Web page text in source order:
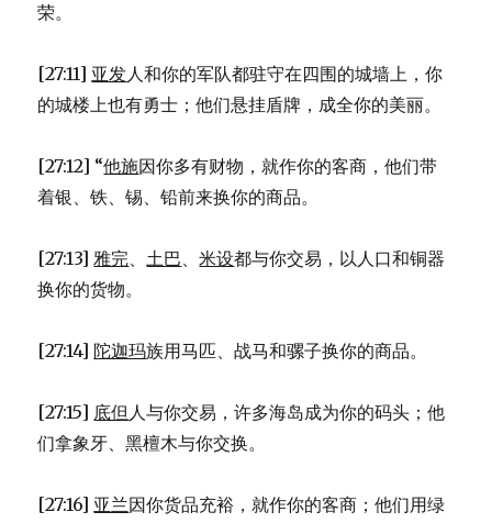
荣。
[27:11] 亚发人和你的军队都驻守在四围的城墙上，你
的城楼上也有勇士；他们悬挂盾牌，成全你的美丽。
[27:12] “他施因你多有财物，就作你的客商，他们带
着银、铁、锡、铅前来换你的商品。
[27:13]雅完、土巴、米设都与你交易，以人口和铜器
换你的货物。
[27:14] 陀迦玛族用马匹、战马和骡子换你的商品。
[27:15] 底但 人与你交易，许多海岛成为你的码头；他
们拿象牙、黑檀木与你交换。
[27:16] 亚兰因你货品充裕，就作你的客商；他们用绿